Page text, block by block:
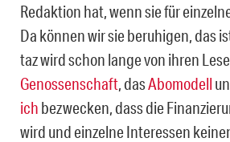
Redaktion hat, wenn sie für
Da können wir sie beruhigen, das
taz wird schon lange von ihren
Genossenschaft, dasAbomodell
ich bezwecken, dass die
wird und einzelne Interessen